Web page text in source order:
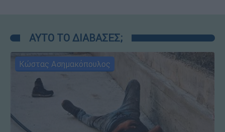
ΑΥΤΟ ΤΟ ΔΙΑΒΑΣΕΣ;
Κώστας Ασημακόπουλος